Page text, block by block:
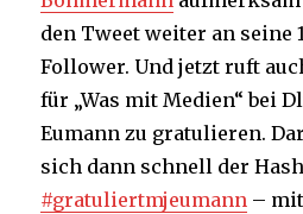
den Tweet weiter an seine
Follower. Und jetzt ruft
für „Was mit Medien“ bei
Eumann zu gratulieren.
sich dann schnell der
#gratuliertmjeumann –